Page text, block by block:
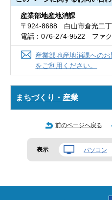
産業部地産地消課
〒924-8688 白山市倉光二
電話：076-274-9522 ファ
産業部地産地消課への
をご利用ください。
まちづくり・産業
前のページへ戻る
表示 パソコン